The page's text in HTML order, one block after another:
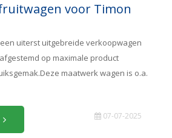
voor Timon
uiterst uitgebreide verkoopwagen
op maximale product
maatwerk wagen is o.a.
07-07-2025